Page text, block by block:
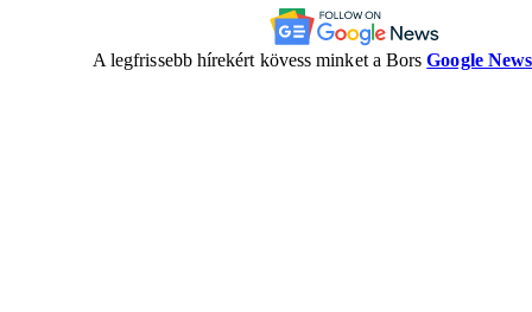
A legfrissebb hírekért kövess minket a BorsGoogle News